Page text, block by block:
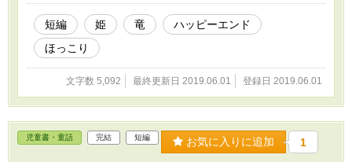
短編 姫 竜
ハッピーエンド
ほっこり
文字数 5,092 最終更新日 2019.06.01 登録日 2019.06.01
児童書・童話 完結 短編 お気に入りに追加 1